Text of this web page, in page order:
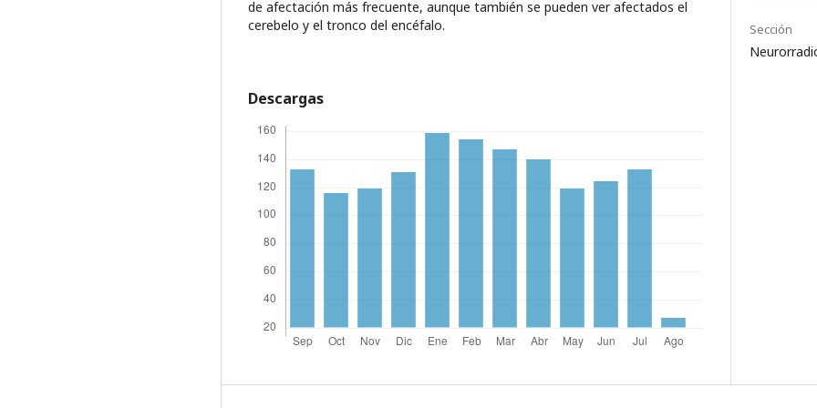
de afectación más frecuente, aunque también se pueden ver afectados el
cerebelo y el tronco del encéfalo.
Descargas
Sección